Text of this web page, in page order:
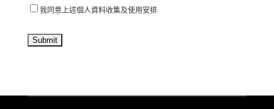
不限於合作教育機構、活動承辦單位等）收集、處理及使
3. ASTON 會將有關資料存放於為每位學生/申請人開設的紀
式，向本人發送有關教育、升學、展覽、活動、課程及服務
我同意上述個人資料收集及使用安排